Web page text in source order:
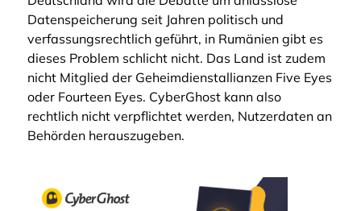
Datenspeicherung seit Jahren politisch und
verfassungsrechtlich geführt, in Rumänien gibt es
dieses Problem schlicht nicht. Das Land ist zudem
nicht Mitglied der Geheimdienstallianzen Five Eyes
oder Fourteen Eyes. CyberGhost kann also
rechtlich nicht verpflichtet werden, Nutzerdaten an
Behörden herauszugeben.